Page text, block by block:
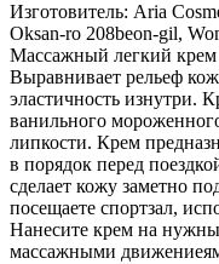
Изготовитель: Aria
Oksan-ro 208beon-gil,
Массажный легкий крем
Выравнивает рельеф
эластичность изнутри.
ванильного
липкости. Крем
в порядок перед
сделает кожу заметно
посещаете спортзал,
Нанесите крем на
массажными